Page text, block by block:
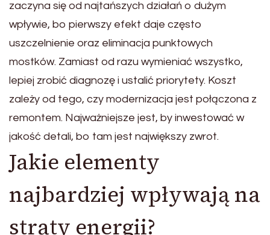
zaczyna się od najtańszych działań o dużym
wpływie, bo pierwszy efekt daje często
uszczelnienie oraz eliminacja punktowych
mostków. Zamiast od razu wymieniać wszystko,
lepiej zrobić diagnozę i ustalić priorytety. Koszt
zależy od tego, czy modernizacja jest połączona z
remontem. Najważniejsze jest, by inwestować w
jakość detali, bo tam jest największy zwrot.
Jakie elementy
najbardziej wpływają na
straty energii?